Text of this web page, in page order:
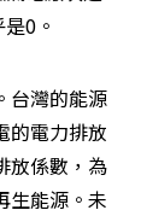
0。
台灣的能源
的電力排放
放係數，為
生能源。未